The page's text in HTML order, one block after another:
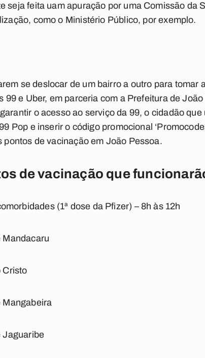
seja feita uam apuração por uma Comissão da
como o Ministério Público, por exemplo.
se deslocar de um bairro a outro para tomar
99 e Uber, em parceria com a Prefeitura de
o acesso ao serviço da 99, o cidadão
Pop e inserir o código promocional
pontos de vacinação em João Pessoa.
de vacinação que
(1ª dose da Pfizer) – 8h às 12h
Mandacaru
Cristo
Mangabeira
Jaguaribe